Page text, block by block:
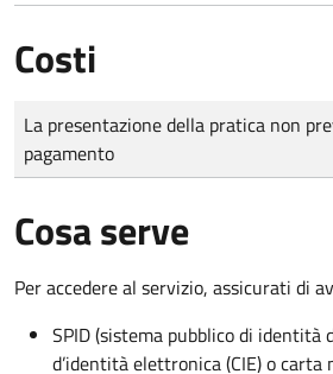
Costi
Tipo di pagamento
Importo
La presentazione della pratica non
pagamento
Cosa serve
Per accedere al servizio, assicurati di
SPID (sistema pubblico di identità
d’identità elettronica (CIE) o carta